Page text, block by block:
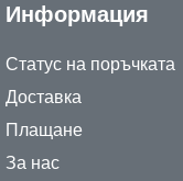
Информация
Статус на поръчката
Доставка
Плащане
За нас